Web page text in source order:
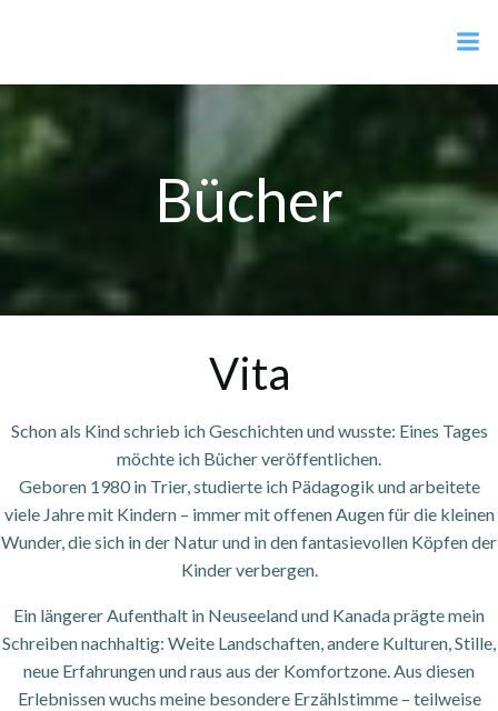
Bücher
Vita
Schon als Kind schrieb ich Geschichten und wusste: Eines Tages
möchte ich Bücher veröffentlichen.
Geboren 1980 in Trier, studierte ich Pädagogik und arbeitete
viele Jahre mit Kindern – immer mit offenen Augen für die kleinen
Wunder, die sich in der Natur und in den fantasievollen Köpfen der
Kinder verbergen.
Ein längerer Aufenthalt in Neuseeland und Kanada prägte mein
Schreiben nachhaltig: Weite Landschaften, andere Kulturen, Stille,
neue Erfahrungen und raus aus der Komfortzone. Aus diesen
Erlebnissen wuchs meine besondere Erzählstimme – teilweise